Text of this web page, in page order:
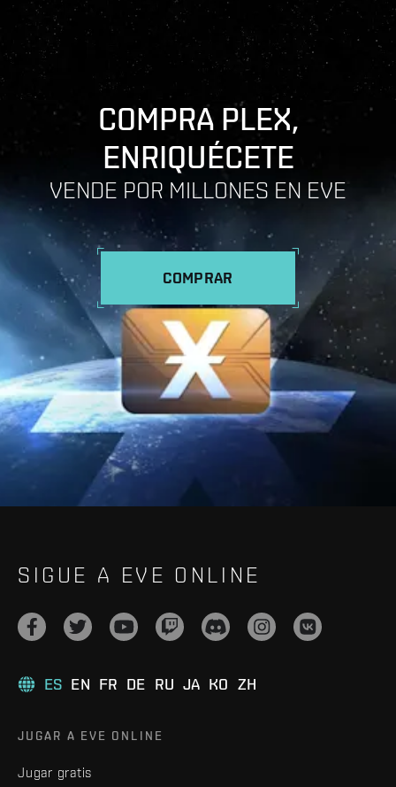
COMPRA PLEX,
ENRIQUÉCETE
VENDE POR MILLONES EN EVE
COMPRAR
SIGUE A EVE ONLINE
ES EN FR DE RU JA KO ZH
JUGAR A EVE ONLINE
Jugar gratis